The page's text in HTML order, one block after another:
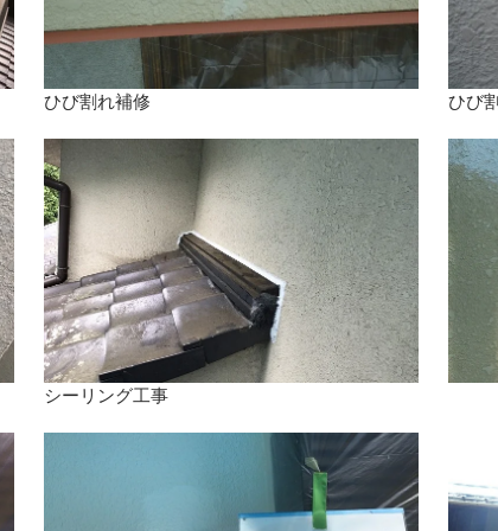
ひび割れ補修 ひび
シーリング工事